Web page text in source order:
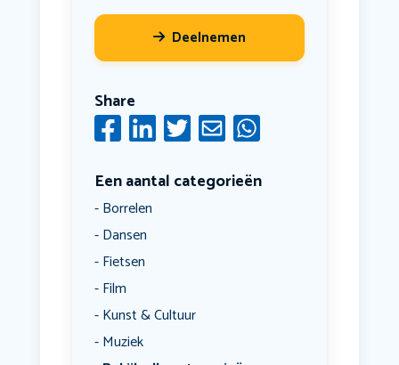
Deelnemen
Share
Een aantal categorieën
Borrelen
Dansen
Fietsen
Film
Kunst & Cultuur
Muziek